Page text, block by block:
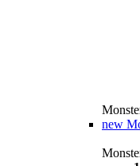
new